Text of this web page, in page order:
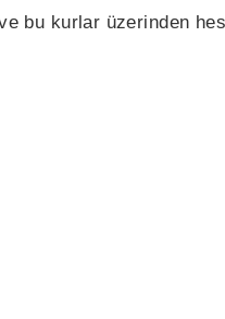
bu kurlar üzerinden